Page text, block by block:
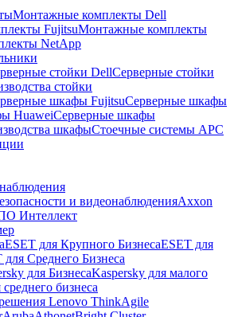
Монтажные комплекты Dell
FujitsuМонтажные комплекты
NetApp
стойки DellСерверные стойки
стойки
шкафы FujitsuСерверные шкафы
HuaweiСерверные шкафы
шкафыСтоечные системы APC
и видеонаблюденияAxxon
Интеллект
ESET для Крупного БизнесаESET для
для Среднего Бизнеса
для БизнесаKaspersky для малого
бизнеса
Lenovo ThinkAgile